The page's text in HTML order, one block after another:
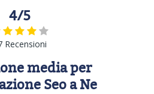
4/5
Recensioni
media per
Seo a Ne